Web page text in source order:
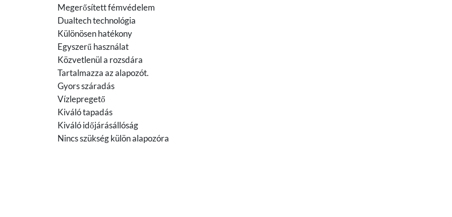
Megerősített fémvédelem
Dualtech technológia
Különösen hatékony
Egyszerű használat
Közvetlenül a rozsdára
Tartalmazza az alapozót.
Gyors száradás
Vízlepregető
Kiváló tapadás
Kiváló időjárásállóság
Nincs szükség külön alapozóra